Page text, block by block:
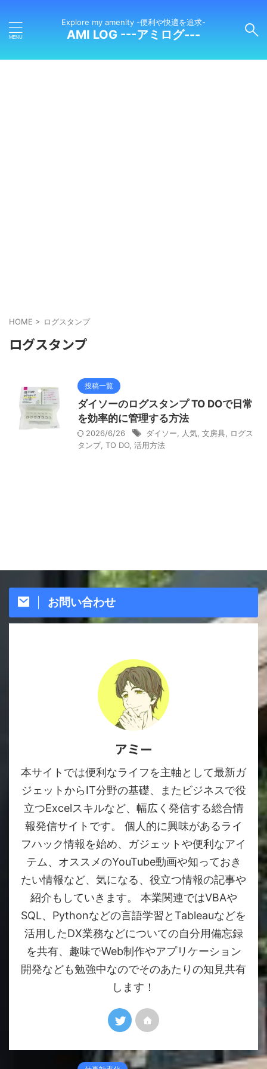
Explore my amenity -便利や快適を追求-
AMI LOG ---アミログ---
HOME > ログスタンプ
ログスタンプ
投稿一覧
ダイソーのログスタンプ TO DOで日常
を効率的に管理する方法
2026/6/26 ダイソー 人気 文房具
ログス
タンプ, TO DO 活用方法
お問い合わせ
アミー
本サイトでは便利なライフを主軸として最新ガ
ジェットからIT分野の基礎、またビジネスで役
立つExcelスキルなど、幅広く発信する総合情
報発信サイトです。 個人的に興味があるライ
フハック情報を始め、ガジェットや便利なアイ
テム、オススメのYouTube動画や知っておき
たい情報など、気になる、役立つ情報の記事や
紹介もしていきます。 本業関連ではVBAや
SQL、Pythonなどの言語学習とTableauなどを
活用したDX業務などについての自分用備忘録
を共有、趣味でWeb制作やアプリケーション
開発なども勉強中なのでそのあたりの知見共有
します！